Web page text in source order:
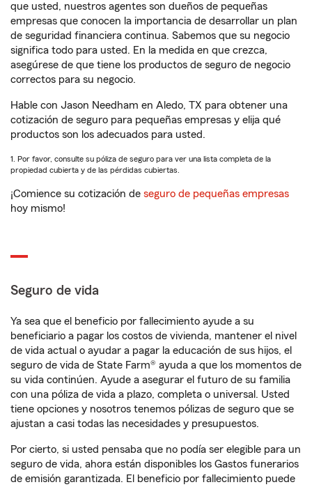
que usted, nuestros agentes son dueños de pequeñas
empresas que conocen la importancia de desarrollar un plan
de seguridad financiera continua. Sabemos que su negocio
significa todo para usted. En la medida en que crezca,
asegúrese de que tiene los productos de seguro de negocio
correctos para su negocio.
Hable con Jason Needham en Aledo, TX para obtener una
cotización de seguro para pequeñas empresas y elija qué
productos son los adecuados para usted.
1. Por favor, consulte su póliza de seguro para ver una lista completa de la
propiedad cubierta y de las pérdidas cubiertas.
¡Comience su cotización de seguro de pequeñas empresas
hoy mismo!
Seguro de vida
Ya sea que el beneficio por fallecimiento ayude a su
beneficiario a pagar los costos de vivienda, mantener el nivel
de vida actual o ayudar a pagar la educación de sus hijos, el
seguro de vida de State Farm® ayuda a que los momentos de
su vida continúen. Ayude a asegurar el futuro de su familia
con una póliza de vida a plazo, completa o universal. Usted
tiene opciones y nosotros tenemos pólizas de seguro que se
ajustan a casi todas las necesidades y presupuestos.
Por cierto, si usted pensaba que no podía ser elegible para un
seguro de vida, ahora están disponibles los Gastos funerarios
de emisión garantizada. El beneficio por fallecimiento puede